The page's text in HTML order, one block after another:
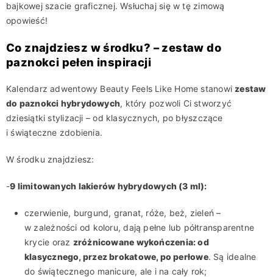
bajkowej szacie graficznej. Wsłuchaj się w tę zimową
opowieść!
Co znajdziesz w środku? – zestaw do
paznokci pełen inspiracji
Kalendarz adwentowy Beauty Feels Like Home stanowi zestaw
do paznokci hybrydowych, który pozwoli Ci stworzyć
dziesiątki stylizacji – od klasycznych, po błyszczące
i świąteczne zdobienia.
W środku znajdziesz:
-9 limitowanych lakierów hybrydowych (3 ml):
czerwienie, burgund, granat, róże, beż, zieleń –
w zależności od koloru, dają pełne lub półtransparentne
krycie oraz zróżnicowane wykończenia: od
klasycznego, przez brokatowe, po perłowe. Są idealne
do świątecznego manicure, ale i na cały rok;